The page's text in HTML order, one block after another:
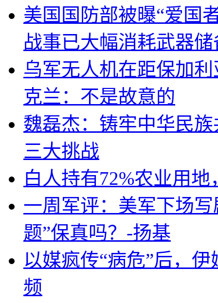
美国国防部被曝“爱国
战事已大幅消耗武器储
乌军无人机在距保加
克兰：不是故意的
魏磊杰：铸牢中华民
三大挑战
白人持有72%农业用
一周军评：美军下场
题”保真吗？-扬基
以媒疯传“病危”后，
频